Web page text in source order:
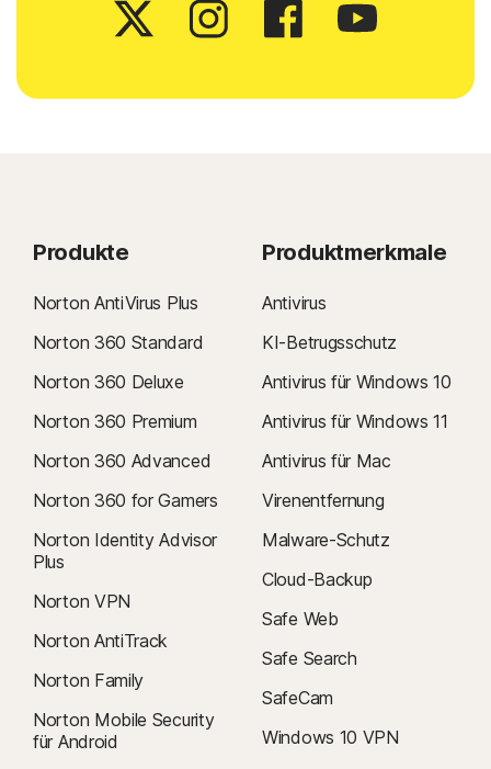
Produkte
Norton AntiVirus Plus
Norton 360 Standard
Norton 360 Deluxe
Norton 360 Premium
Norton 360 Advanced
Norton 360 for Gamers
Norton Identity Advisor
Plus
Norton VPN
Norton AntiTrack
Norton Family
Norton Mobile Security
für Android
Produktmerkmale
Antivirus
KI-Betrugsschutz
Antivirus für Windows 10
Antivirus für Windows 11
Antivirus für Mac
Virenentfernung
Malware-Schutz
Cloud-Backup
Safe Web
Safe Search
SafeCam
Windows 10 VPN